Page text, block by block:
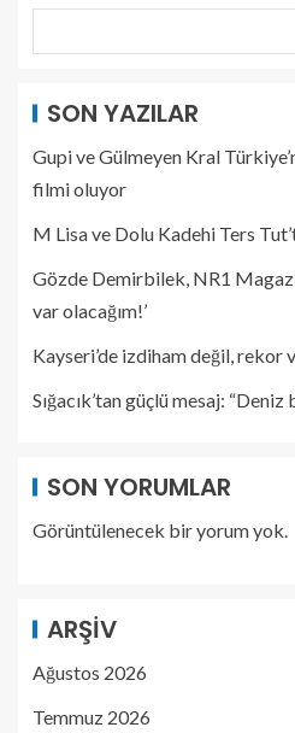
SON YAZILAR
Gupi ve Gülmeyen Kral
filmi oluyor
M Lisa ve Dolu Kadehi Ters
Gözde Demirbilek, NR1
var olacağım!’
Kayseri’de izdiham değil, rekor
Sığacık’tan güçlü mesaj: “Deniz
SON YORUMLAR
Görüntülenecek bir yorum yok.
ARŞIV
Ağustos 2026
Temmuz 2026